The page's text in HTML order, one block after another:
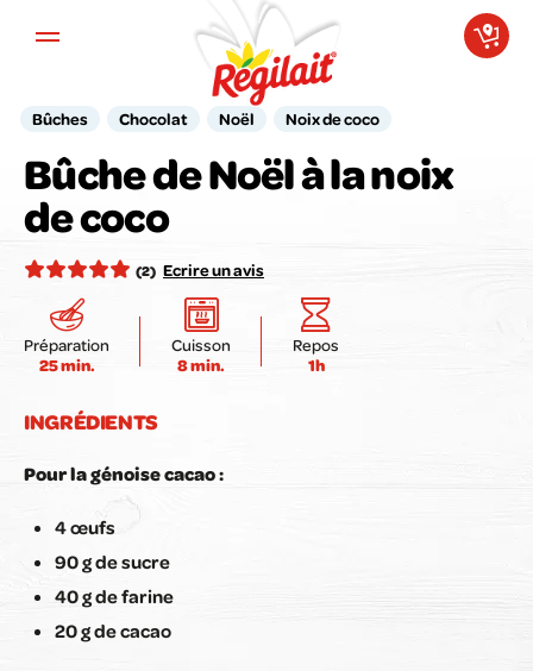
Bûches Chocolat Noël Noix de coco
Bûche de Noël à la noix
de coco
(2) Ecrire un avis
Votre avis compte pour nous !
Notez la recette ici :
Envoyer mon avis
Préparation
25 min.
Cuisson
8 min.
Repos
1h
INGRÉDIENTS
Pour la génoise cacao :
4 œufs
90 g de sucre
40 g de farine
20 g de cacao